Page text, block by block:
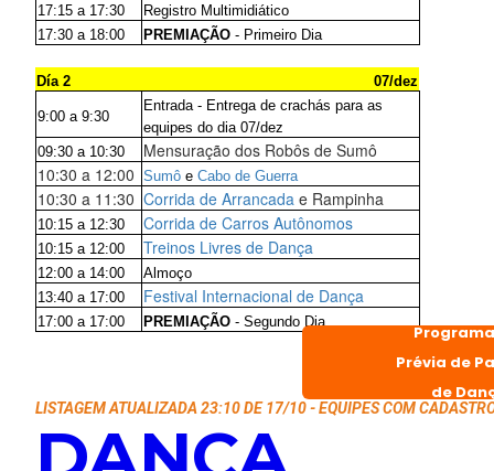
17:15 a 17:30
Registro Multimidiático
17:30 a 18:00
PREMIAÇÃO- Primeiro Dia
Día 2 07/dez
9:00 a 9:30
Entrada - Entrega de crachás para as
equipes do dia 07/dez
09:30 a 10:30
Mensuração dos Robôs de Sumô
10:30 a 12:00 Sumôe Cabo de Guerra
10:30 a 11:30 Corrida de Arrancada e Rampinha
10:15 a 12:30 Corrida de Carros Autônomos
10:15 a 12:00 Treinos Livres de Dança
12:00 a 14:00
Almoço
13:40 a 17:00
Festival Internacional de Dança
17:00 a 17:00 PREMIAÇÃO- Segundo Dia
LISTAGEM ATUALIZADA 23:10 DE 17/10 - EQUIPES COM
Prévia de
de